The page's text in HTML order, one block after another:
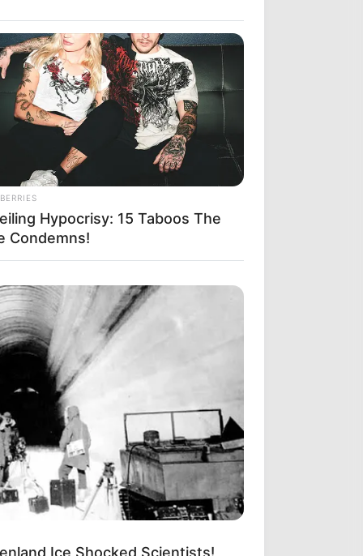
Hypocrisy: 15 Taboos The
Condemns!
Ice Shocked Scientists!